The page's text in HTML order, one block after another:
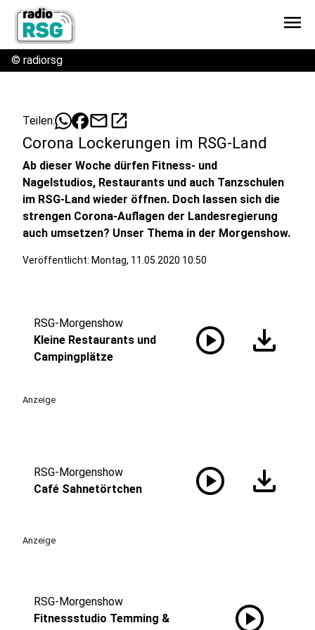
menu
© radiorsg
Teilen: mailopen_in_new
Corona Lockerungen im RSG-Land
Ab dieser Woche dürfen Fitness- und
Nagelstudios, Restaurants und auch Tanzschulen
im RSG-Land wieder öffnen. Doch lassen sich die
strengen Corona-Auflagen der Landesregierung
auch umsetzen? Unser Thema in der Morgenshow.
Veröffentlicht: Montag, 11.05.2020 10:50
RSG-Morgenshow
Kleine Restaurants und
Campingplätze
play_circle download
Anzeige
RSG-Morgenshow
Café Sahnetörtchen
play_circle download
Anzeige
RSG-Morgenshow
Fitnessstudio Temming &
play_circle